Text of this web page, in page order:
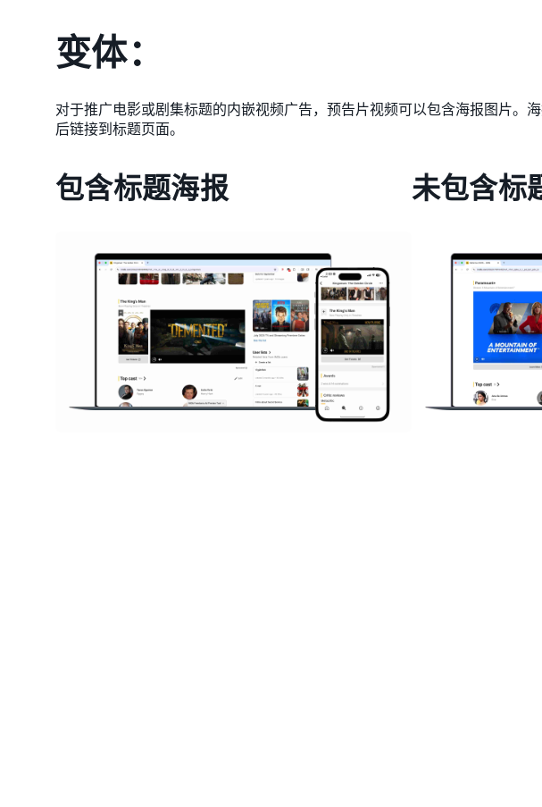
变体：
对于推广电影或剧集标题的内嵌视频广告，预告片视频可以包含海报图片。
后链接到标题页面。
包含标题海报 未包含标